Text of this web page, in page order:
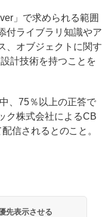
」で求められる範囲
付ライブラリ知識やア
、オブジェクトに関す
計技術を持つことを
、75％以上の正答で
ク株式会社によるCB
信されるとのこと。
先表示させる